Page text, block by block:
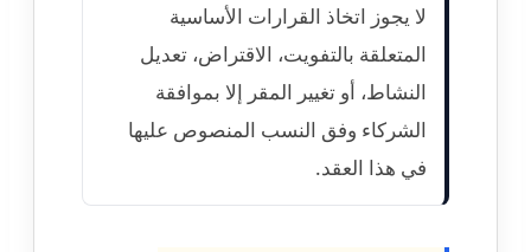
لا يجوز اتخاذ القرارات الأساسية
المتعلقة بالتفويت، الاقتراض، تعديل
النشاط، أو تغيير المقر إلا بموافقة
الشركاء وفق النسب المنصوص عليها
في هذا العقد.